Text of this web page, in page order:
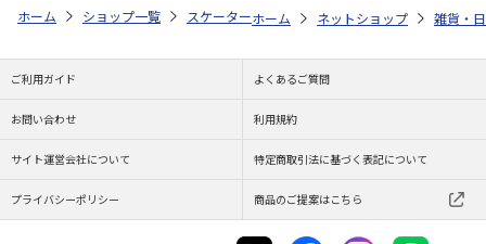
ホーム ショップ一覧 スケーター フタ付ランチプレート ハローキテ
ホーム ネットショップ 雑貨・
ご利用ガイド よくあるご質問
お問い合わせ 利用規約
サイト運営会社について 特定商取引法に基づく表記について
プライバシーポリシー 商品のご提案はこちら